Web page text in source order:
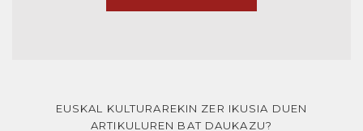
EUSKAL KULTURAREKIN ZER IKUSIA DUEN
ARTIKULUREN BAT DAUKAZU?